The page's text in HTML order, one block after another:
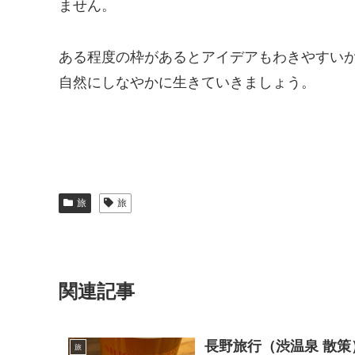
ません。
ある程度の枠があるとアイデアもわきやすい
自然にしなやかに生きていきましょう。
旅 旅
関連記事
旅 長野旅行（渋温泉 散策